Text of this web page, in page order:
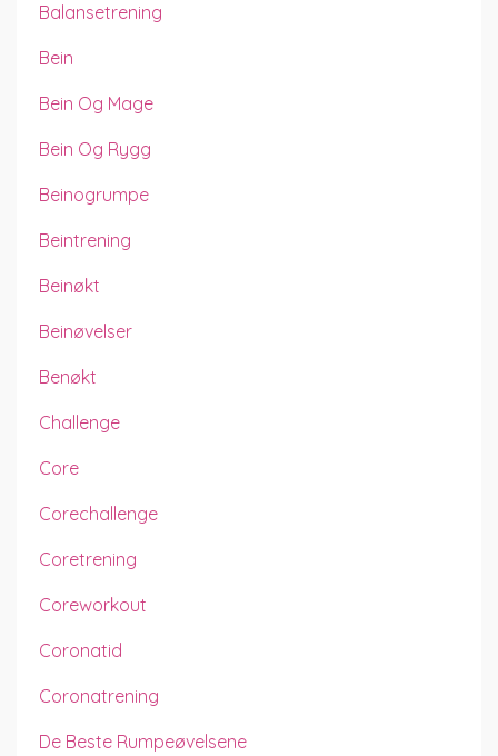
Balansetrening
Bein
Bein Og Mage
Bein Og Rygg
Beinogrumpe
Beintrening
Beinøkt
Beinøvelser
Benøkt
Challenge
Core
Corechallenge
Coretrening
Coreworkout
Coronatid
Coronatrening
De Beste Rumpeøvelsene